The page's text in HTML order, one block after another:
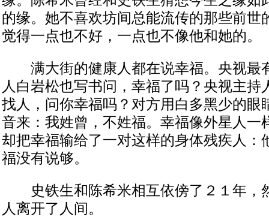
的缘。她不喜欢坊间总能流传的那些前世
觉得一点也不好，一点也不像他和她的。
满大街的健康人都在说幸福。央视最
人白岩松也写书问，幸福了吗？央视主持
找人，问你幸福吗？对方用白多黑少的眼
音来：我姓曾，不姓福。幸福像外星人一
却把幸福输给了一对这样的身体残疾人：
福没有说够。
史铁生和陈希米相互依傍了２１年，
人离开了人间。